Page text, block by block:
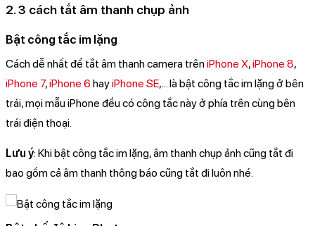
2. 3 cách tắt âm thanh chụp ảnh
Bật công tắc im lặng
Cách dễ nhất để tắt âm thanh camera trêniPhone X,iPhone 8,
iPhone 7,iPhone 6 hayiPhone SE,... là bật công tắc im lặng ở bên
trái, mọi mẫu iPhone đều có công tắc này ở phía trên cùng bên
trái điện thoại.
Lưu ý: Khi bật công tắc im lặng, âm thanh chụp ảnh cũng tắt đi
bao gồm cả âm thanh thông báo cũng tắt đi luôn nhé.